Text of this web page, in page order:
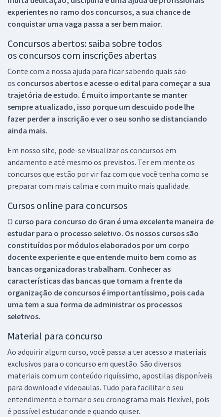
experientes no ramo dos concursos, a sua chance de
conquistar uma vaga passa a ser bem maior.
Concursos abertos: saiba sobre todos
os concursos com inscrições abertas
Conte com a nossa ajuda para ficar sabendo quais são
os concursos abertos e acesse o edital para começar a sua
trajetória de estudo. É muito importante se manter
sempre atualizado, isso porque um descuido pode lhe
fazer perder a inscrição e ver o seu sonho se distanciando
ainda mais.
Em nosso site, pode-se visualizar os concursos em
andamento e até mesmo os previstos. Ter em mente os
concursos que estão por vir faz com que você tenha como se
preparar com mais calma e com muito mais qualidade.
Cursos online para concursos
O curso para concurso do Gran é uma excelente maneira de
estudar para o processo seletivo. Os nossos cursos são
constituídos por módulos elaborados por um corpo
docente experiente e que entende muito bem como as
bancas organizadoras trabalham. Conhecer as
características das bancas que tomam a frente da
organização de concursos é importantíssimo, pois cada
uma tem a sua forma de administrar os processos
seletivos.
Material para concurso
Ao adquirir algum curso, você passa a ter acesso a materiais
exclusivos para o concurso em questão. São diversos
materiais com um conteúdo riquíssimo, apostilas disponíveis
para download e videoaulas. Tudo para facilitar o seu
entendimento e tornar o seu cronograma mais flexível, pois
é possível estudar onde e quando quiser.